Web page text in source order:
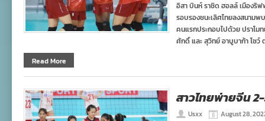
อิสา บินห์ ราชิด ฮอลล์ เมืองริฟ
รอบรองชนะเลิศไทยลงสนาม
คนแรกประกอบไปด้วย ปราโม
ศักดิ์ และ สุวิทย์ อาบูบาก้า โซว์
Read More
สาวไทยพ่ายจีน
Usxx August 28,